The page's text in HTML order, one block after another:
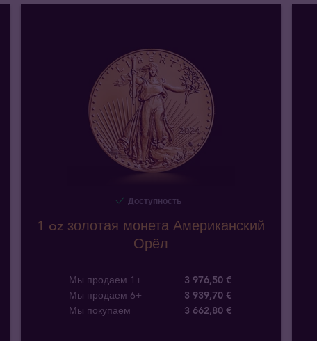
Доступность
1 oz золотая монета Американский
Орёл
Мы продаем 1+
3 976,50 €
Мы продаем 6+
3 939,70 €
Мы покупаем
3 662,80 €